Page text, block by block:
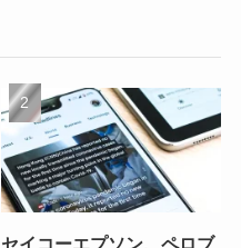
セイコーエプソン、ペロブ